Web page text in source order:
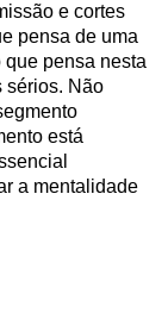
e cortes
pensa de uma
pensa nesta
sérios. Não
está
a mentalidade